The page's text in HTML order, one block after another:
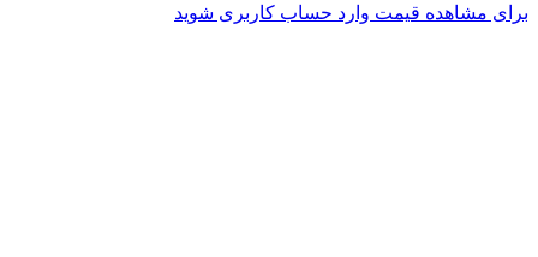
برای مشاهده قیمت وارد حساب کاربری شوید